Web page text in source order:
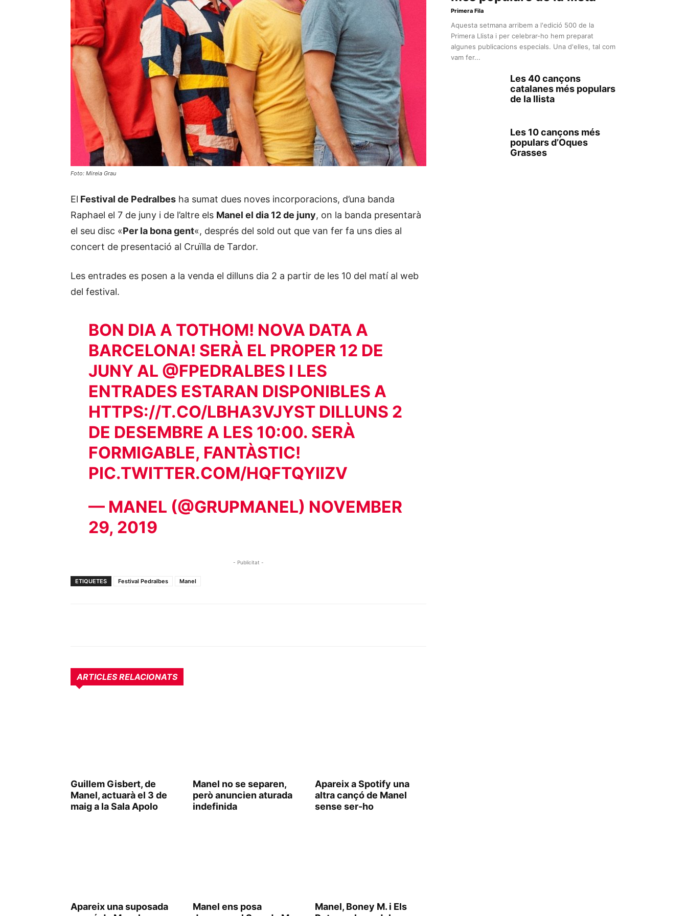
Foto: Mireia Grau
El Festival de Pedralbes ha sumat dues noves incorporacions, d’una banda
Raphael el 7 de juny i de l’altre els Manel el dia 12 de juny, on la banda presentarà
el seu disc «Per la bona gent«, després del sold out que van fer fa uns dies al
concert de presentació al Cruïlla de Tardor.
Les entrades es posen a la venda el dilluns dia 2 a partir de les 10 del matí al web
del festival.
BON DIA A TOTHOM! NOVA DATA A
BARCELONA! SERÀ EL PROPER 12 DE
JUNY AL @FPEDRALBES I LES
ENTRADES ESTARAN DISPONIBLES A
HTTPS://T.CO/LBHA3VJYSTDILLUNS 2
DE DESEMBRE A LES 10:00. SERÀ
FORMIGABLE, FANTÀSTIC!
PIC.TWITTER.COM/HQFTQYIIZV
— MANEL (@GRUPMANEL) NOVEMBER
29, 2019
- Publicitat -
ETIQUETES Festival Pedralbes Manel
ARTICLES RELACIONATS
Guillem Gisbert, de
Manel, actuarà el 3 de
maig a la Sala Apolo
Manel no se separen,
però anuncien aturada
indefinida
Apareix a Spotify una
altra cançó de Manel
sense ser-ho
Apareix una suposada
Manel ens posa
Manel, Boney M. i Els
Primera Fila
Aquesta setmana arribem a l'edició 500 de la
Primera Llista i per celebrar-ho hem preparat
algunes publicacions especials. Una d'elles, tal com
vam fer...
Les 40 cançons
catalanes més populars
de la llista
Les 10 cançons més
populars d’Oques
Grasses